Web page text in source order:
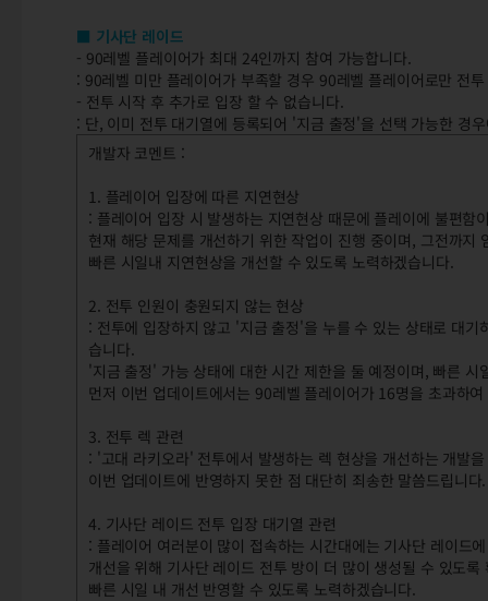
■ 기사단 레이드
- 90레벨 플레이어가 최대 24인까지 참여 가능합니다.
: 90레벨 미만 플레이어가 부족할 경우 90레벨 플레이어로만 전
- 전투 시작 후 추가로 입장 할 수 없습니다.
: 단, 이미 전투 대기열에 등록되어 '지금 출정'을 선택 가능한 경
개발자 코멘트 :
1. 플레이어 입장에 따른 지연현상
: 플레이어 입장 시 발생하는 지연현상 때문에 플레이에 불편함
현재 해당 문제를 개선하기 위한 작업이 진행 중이며, 그전까지
빠른 시일내 지연현상을 개선할 수 있도록 노력하겠습니다.
2. 전투 인원이 충원되지 않는 현상
: 전투에 입장하지 않고 '지금 출정'을 누를 수 있는 상태로 대
습니다.
'지금 출정' 가능 상태에 대한 시간 제한을 둘 예정이며, 빠른 시
먼저 이번 업데이트에서는 90레벨 플레이어가 16명을 초과하
3. 전투 렉 관련
: '고대 라키오라' 전투에서 발생하는 렉 현상을 개선하는 개발
이번 업데이트에 반영하지 못한 점 대단히 죄송한 말씀드립니다.
4. 기사단 레이드 전투 입장 대기열 관련
: 플레이어 여러분이 많이 접속하는 시간대에는 기사단 레이드
개선을 위해 기사단 레이드 전투 방이 더 많이 생성될 수 있도록
빠른 시일 내 개선 반영할 수 있도록 노력하겠습니다.